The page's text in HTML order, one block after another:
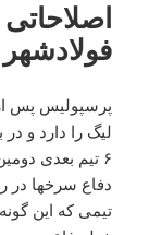
فولادشهر
پرسپولیس پس
تیمی که این